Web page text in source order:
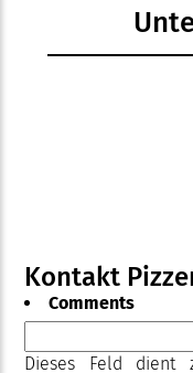
Kontakt
Comments
Dieses Feld dient